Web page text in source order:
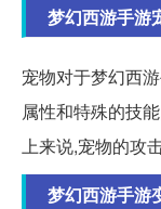
梦幻西游手游
宠物对于梦幻西
属性和特殊的技
上来说,宠物的攻
梦幻西游手游